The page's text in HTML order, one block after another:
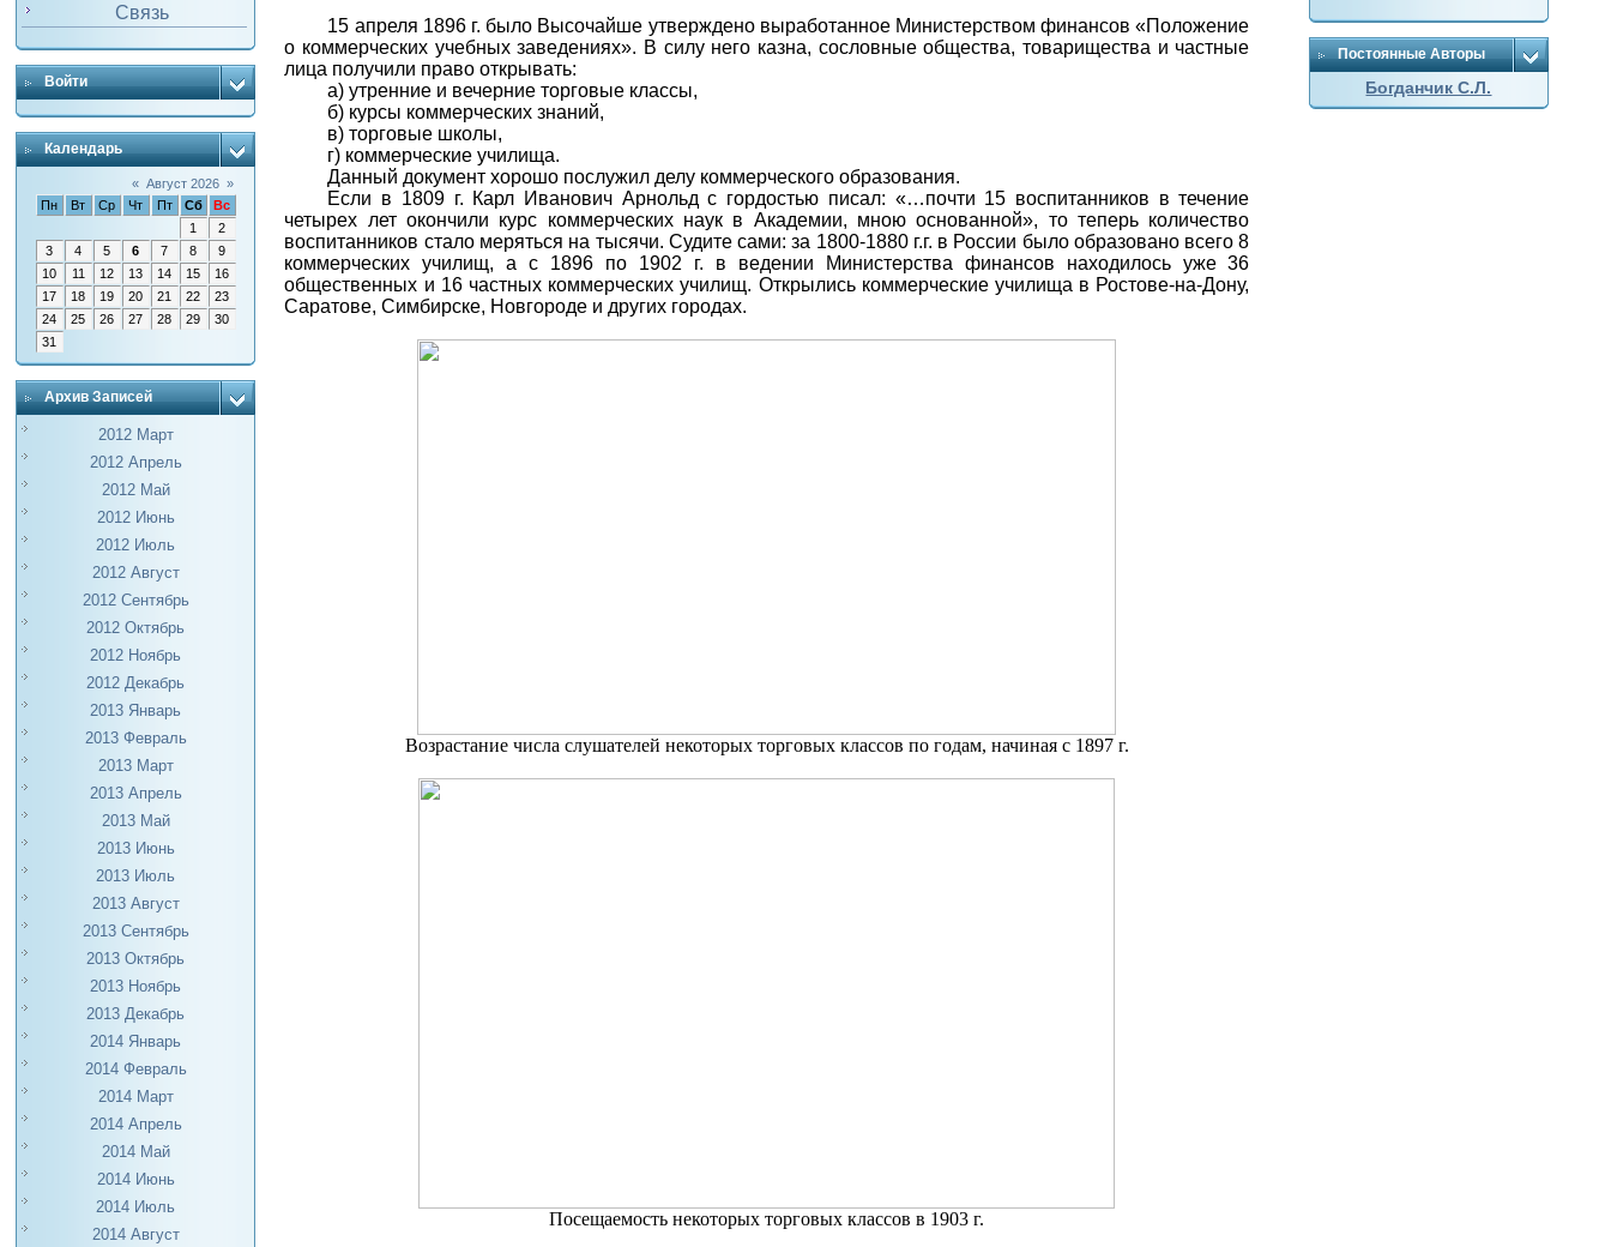
Связь
Войти
Календарь
« Август 2026 »
Пн
Вт Ср Чт Пт Сб
Вс
1
2
3
4 5 6 7 8
9
10
11 12 13 14 15
16
17
18 19 20 21 22
23
24
25 26 27 28 29
30
31
Архив Записей
2012 Март
2012 Апрель
2012 Май
2012 Июнь
2012 Июль
2012 Август
2012 Сентябрь
2012 Октябрь
2012 Ноябрь
2012 Декабрь
2013 Январь
2013 Февраль
2013 Март
2013 Апрель
2013 Май
2013 Июнь
2013 Июль
2013 Август
2013 Сентябрь
2013 Октябрь
2013 Ноябрь
2013 Декабрь
2014 Январь
2014 Февраль
2014 Март
2014 Апрель
2014 Май
2014 Июнь
2014 Июль
2014 Август
15 апреля 1896 г. было Высочайше утверждено выработанное Министерством финансов «Положение
о коммерческих учебных заведениях». В силу него казна, сословные общества, товарищества и частные
лица получили право открывать:
а) утренние и вечерние торговые классы,
б) курсы коммерческих знаний,
в) торговые школы,
г) коммерческие училища.
Данный документ хорошо послужил делу коммерческого образования.
Если в 1809 г. Карл Иванович Арнольд с гордостью писал: «…почти 15 воспитанников в течение
четырех лет окончили курс коммерческих наук в Академии, мною основанной», то теперь количество
воспитанников стало меряться на тысячи. Судите сами: за 1800-1880 г.г. в России было образовано всего 8
коммерческих училищ, а с 1896 по 1902 г. в ведении Министерства финансов находилось уже 36
общественных и 16 частных коммерческих училищ. Открылись коммерческие училища в Ростове-на-Дону,
Саратове, Симбирске, Новгороде и других городах.
Возрастание числа слушателей некоторых торговых классов по годам, начиная с 1897 г.
Посещаемость некоторых торговых классов в 1903 г.
Постоянные Авторы
Богданчик С.Л.